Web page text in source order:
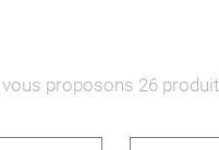
proposons 26